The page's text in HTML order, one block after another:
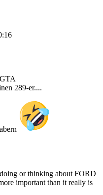
289-er....
or thinking about FORD
important than it really is